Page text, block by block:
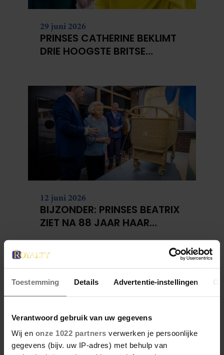
Toestemming Details Advertentie-instellingen
Verantwoord gebruik van uw gegevens
Wij en onze 1022 partners verwerken je persoonlijke
gegevens (bijv. uw IP-adres) met behulp van
29 juni 2026
PRINSES CATHERINE BEKLIMT
DRIE HOOGSTE BRITSE
12 juni 2026
BIJZONDER: PRINSES BEATRIX
ZIET NA 88 JAAR HAAR